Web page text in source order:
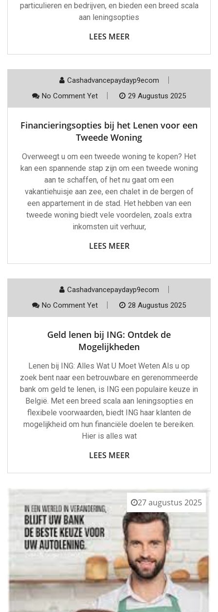
particulieren en bedrijven, en bieden een breed scala
aan leningsopties
LEES MEER
Cashadvancepaydayp9ecom
No Comment Yet
29 Augustus 2025
Financieringsopties bij het Lenen voor een
Tweede Woning
Overweegt u om een tweede woning te kopen? Het
kan een spannende stap zijn om een tweede woning
aan te schaffen, of het nu gaat om een
vakantiehuisje aan zee, een chalet in de bergen of
een appartement in de stad. Het hebben van een
tweede woning biedt vele voordelen, zoals extra
inkomsten uit verhuur,
LEES MEER
Cashadvancepaydayp9ecom
No Comment Yet
28 Augustus 2025
Geld lenen bij ING: Ontdek de
Mogelijkheden
Lenen bij ING: Alles Wat U Moet Weten Als u op
zoek bent naar een betrouwbare en gerenommeerde
bank om geld te lenen, is ING een populaire keuze in
België. Met een breed scala aan leningsopties en
flexibele voorwaarden, biedt ING haar klanten de
mogelijkheid om hun financiële doelen te bereiken.
Hier is alles wat
LEES MEER
27 augustus 2025